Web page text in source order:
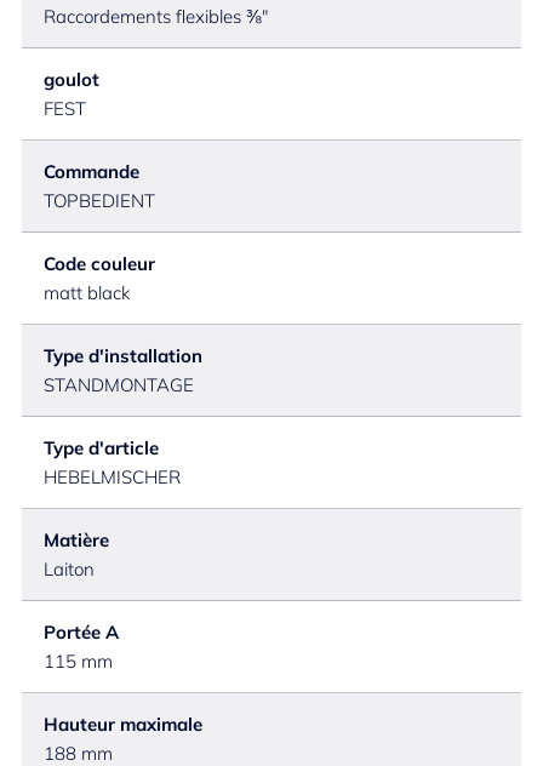
Raccordements flexibles ⅜"
goulot
FEST
Commande
TOPBEDIENT
Code couleur
matt black
Type d'installation
STANDMONTAGE
Type d'article
HEBELMISCHER
Matière
Laiton
Portée A
115 mm
Hauteur maximale
188 mm